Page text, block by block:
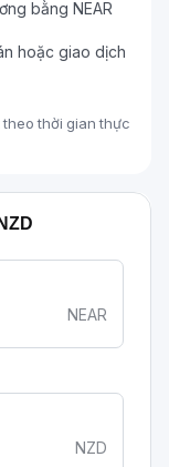
bằng NEAR
hoặc giao dịch
theo thời gian thực
NEAR
NZD